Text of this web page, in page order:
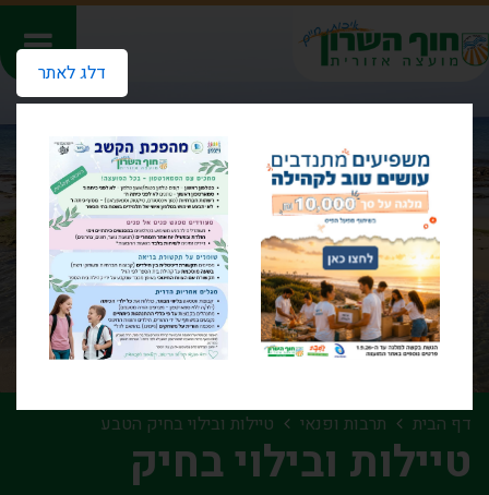
דלג לאתר
דף הבית תרבות ופנאי טיילות ובילוי בחיק הטבע
טיילות ובילוי בחיק